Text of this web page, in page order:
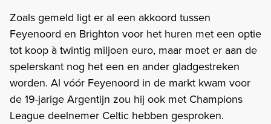
Zoals gemeld ligt er al een akkoord tussen
Feyenoord en Brighton voor het huren met een optie
tot koop à twintig miljoen euro, maar moet er aan de
spelerskant nog het een en ander gladgestreken
worden. Al vóór Feyenoord in de markt kwam voor
de 19-jarige Argentijn zou hij ook met Champions
League deelnemer Celtic hebben gesproken.